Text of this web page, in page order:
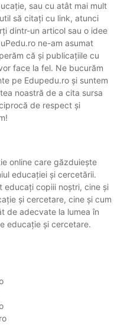
sau cu atât mai mult
să citați cu link, atunci
dintr-un articol sau o idee
ne-am asumat
că și publicațiile cu
face la fel. Ne bucurăm
pe Edupedu.ro și suntem
noastră de a cita sursa
de respect și
online care găzduiește
educației și cercetării.
educați copiii noștri, cine și
și cercetare, cine și cum
de adecvate la lumea în
educație și cercetare.